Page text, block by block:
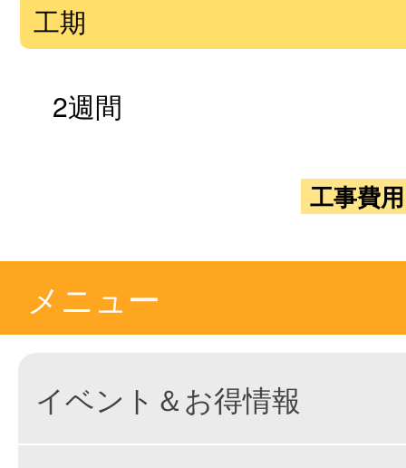
工期
2週間
工事費用
メニュー
イベント＆お得情報